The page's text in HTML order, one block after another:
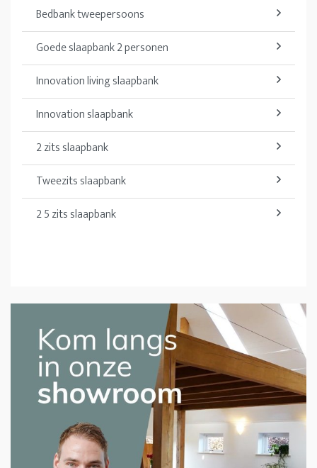
Bedbank tweepersoons
Goede slaapbank 2 personen
Innovation living slaapbank
Innovation slaapbank
2 zits slaapbank
Tweezits slaapbank
2 5 zits slaapbank